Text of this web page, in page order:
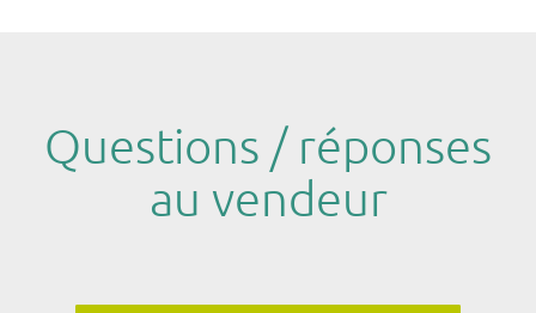
Questions / réponses
au vendeur